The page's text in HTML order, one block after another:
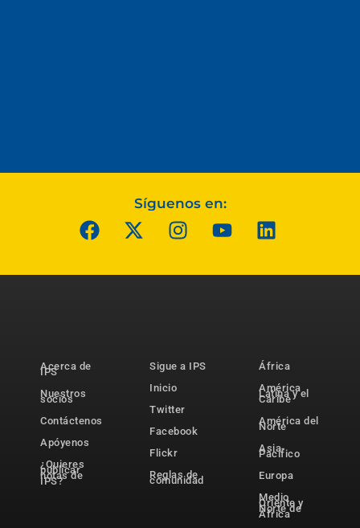
Síguenos en:
Acerca de
IPS
Nuestros
socios
Contáctenos
Apóyenos
¿Quieres
publicar
notas de
IPS?
Sigue a IPS
Inicio
Twitter
Facebook
Flickr
Reglas de
comunidad
África
América
Latina y el
Caribe
América del
Norte
Asia-
Pacífico
Europa
Medio
Oriente y
Norte de
África